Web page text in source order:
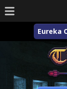
Eureka